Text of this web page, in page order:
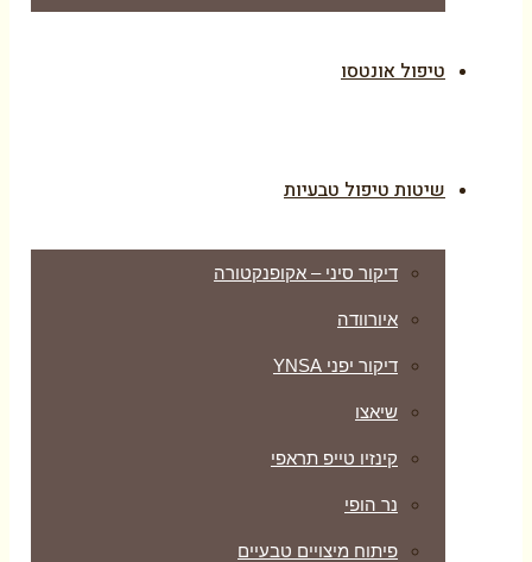
טיפול אונטסו
שיטות טיפול טבעיות
דיקור סיני – אקופנקטורה
איורוודה
דיקור יפני YNSA
שיאצו
קינזיו טייפ תראפי
נר הופי
פיתוח מיצויים טבעיים